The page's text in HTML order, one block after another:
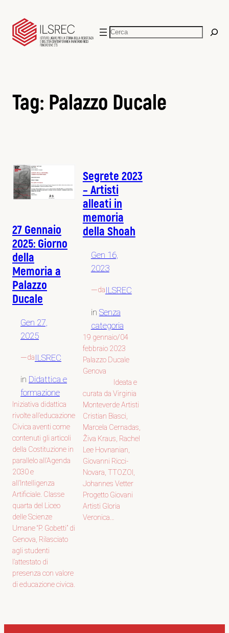
contenuto
Cerca
Tag: Palazzo Ducale
27 Gennaio
2025: Giorno
della
Memoria a
Palazzo
Ducale
Gen 27,
2025
—daILSREC
in Didattica e
formazione
Iniziativa didattica
rivolte all’educazione
Civica aventi come
contenuti gli articoli
della Costituzione in
parallelo all’Agenda
2030 e
all’Intelligenza
Artificiale. Classe
quarta del Liceo
delle Scienze
Umane “P. Gobetti” di
Genova, Rilasciato
agli studenti
l’attestato di
presenza con valore
di educazione civica.
Segrete 2023
– Artisti
alleati in
memoria
della Shoah
Gen 16,
2023
—daILSREC
in Senza
categoria
19 gennaio/04
febbraio 2023
Palazzo Ducale
Genova
Ideata e
curata da Virginia
Monteverde Artisti
Cristian Biasci,
Marcela Cernadas,
Živa Kraus, Rachel
Lee Hovnanian,
Giovanni Ricci-
Novara, TTOZOI,
Johannes Vetter
Progetto Giovani
Artisti Gloria
Veronica…